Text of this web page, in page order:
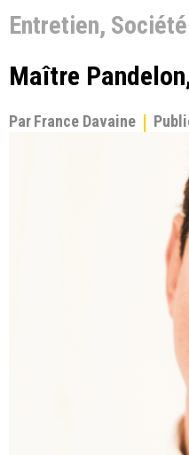
Entretien, Société
Maître
ParFrance Davaine